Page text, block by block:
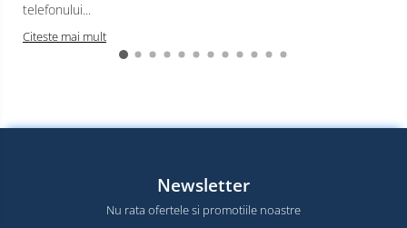
telefonului...
Citeste mai mult
Newsletter
Nu rata ofertele si promotiile noastre